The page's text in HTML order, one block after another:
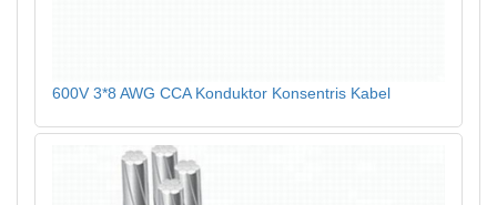
600V 3*8 AWG CCA Konduktor Konsentris Kabel